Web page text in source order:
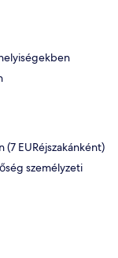
(7 EURéjszakánként)
személyzeti